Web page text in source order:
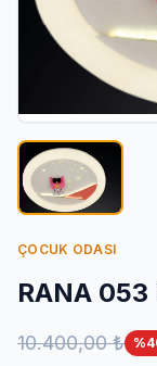
Satış Noktaları
İletişim
ÇOCUK ODASI
RANA 053
10.400,00 ₺